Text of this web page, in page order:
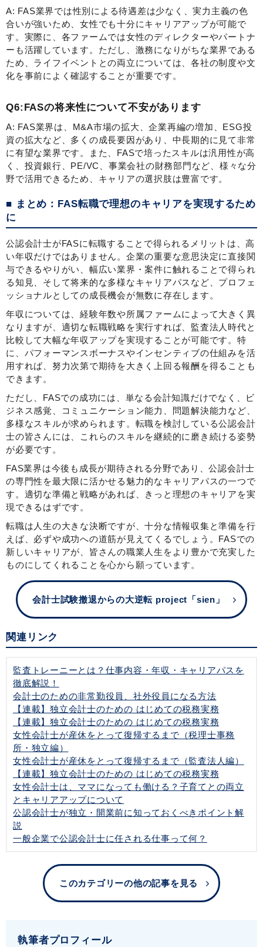
A: FAS業界では性別による待遇差は少なく、実力主義の色
合いが強いため、女性でも十分にキャリアアップが可能で
す。実際に、各ファームでは女性のディレクターやパートナ
ーも活躍しています。ただし、激務になりがちな業界である
ため、ライフイベントとの両立については、各社の制度や文
化を事前によく確認することが重要です。
Q6:FASの将来性について不安があります
A: FAS業界は、M&A市場の拡大、企業再編の増加、ESG投
資の拡大など、多くの成長要因があり、中長期的に見て非常
に有望な業界です。また、FASで培ったスキルは汎用性が高
く、投資銀行、PE/VC、事業会社の財務部門など、様々な分
野で活用できるため、キャリアの選択肢は豊富です。
■ まとめ：FAS転職で理想のキャリアを実現するため
に
公認会計士がFASに転職することで得られるメリットは、高
い年収だけではありません。企業の重要な意思決定に直接関
与できるやりがい、幅広い業界・案件に触れることで得られ
る知見、そして将来的な多様なキャリアパスなど、プロフェ
ッショナルとしての成長機会が無数に存在します。
年収については、経験年数や所属ファームによって大きく異
なりますが、適切な転職戦略を実行すれば、監査法人時代と
比較して大幅な年収アップを実現することが可能です。特
に、パフォーマンスボーナスやインセンティブの仕組みを活
用すれば、努力次第で期待を大きく上回る報酬を得ることも
できます。
ただし、FASでの成功には、単なる会計知識だけでなく、ビ
ジネス感覚、コミュニケーション能力、問題解決能力など、
多様なスキルが求められます。転職を検討している公認会計
士の皆さんには、これらのスキルを継続的に磨き続ける姿勢
が必要です。
FAS業界は今後も成長が期待される分野であり、公認会計士
の専門性を最大限に活かせる魅力的なキャリアパスの一つで
す。適切な準備と戦略があれば、きっと理想のキャリアを実
現できるはずです。
転職は人生の大きな決断ですが、十分な情報収集と準備を行
えば、必ずや成功への道筋が見えてくるでしょう。FASでの
新しいキャリアが、皆さんの職業人生をより豊かで充実した
ものにしてくれることを心から願っています。
会計士試験撤退からの大逆転 project「sien」
関連リンク
監査トレーニーとは？仕事内容・年収・キャリアパスを
徹底解説！
会計士のための非常勤役員、社外役員になる方法
【連載】独立会計士のための はじめての税務実務
【連載】独立会計士のための はじめての税務実務
女性会計士が産休をとって復帰するまで（税理士事務
所・独立編）
女性会計士が産休をとって復帰するまで（監査法人編）
【連載】独立会計士のための はじめての税務実務
女性会計士は、ママになっても働ける？子育てとの両立
とキャリアアップについて
公認会計士が独立・開業前に知っておくべきポイント解
説
一般企業で公認会計士に任される仕事って何？
このカテゴリーの他の記事を見る
執筆者プロフィール